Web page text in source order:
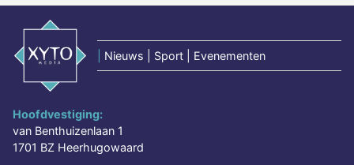
Nieuws | Sport | Evenementen
Hoofdvestiging:
van Benthuizenlaan 1
1701 BZ Heerhugowaard